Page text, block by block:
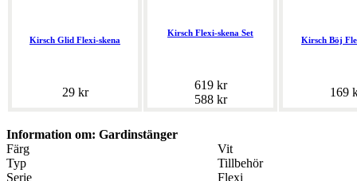
Kirsch Glid Flexi-skena
29 kr
Kirsch Flexi-skena Set
619 kr
588 kr
Kirsch Böj
169
Information om: Gardinstänger
Färg
Vit
Typ
Tillbehör
Serie
Flexi